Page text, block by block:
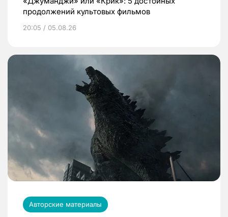
продолжений культовых фильмов
20:05 / 05.08.26
Авторские материалы